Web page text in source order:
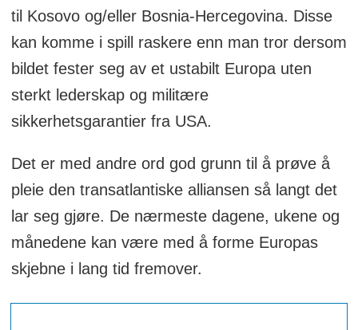
til Kosovo og/eller Bosnia-Hercegovina. Disse
kan komme i spill raskere enn man tror dersom
bildet fester seg av et ustabilt Europa uten
sterkt lederskap og militære
sikkerhetsgarantier fra USA.
Det er med andre ord god grunn til å prøve å
pleie den transatlantiske alliansen så langt det
lar seg gjøre. De nærmeste dagene, ukene og
månedene kan være med å forme Europas
skjebne i lang tid fremover.